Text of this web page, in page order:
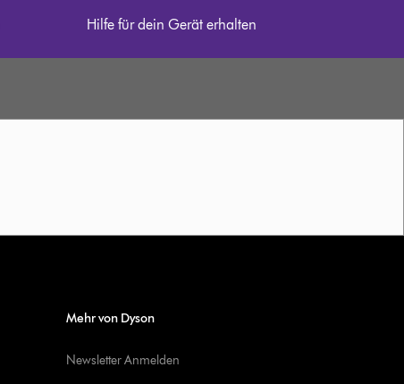
Hilfe für dein Gerät erhalten
Mehr von Dyson
Newsletter Anmelden